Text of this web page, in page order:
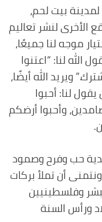
بيت لحم،
الأخرى لنشر تعاليم
موجه لنا جميعًا،
الله لنا: “اعتنوا
ويريد الله أيضًا،
لنا: أحبوا
وأحبوا أرضكم
حب وفرح وصمود
أن تملأ بركات
وفلسطينيين
ورأس السنة